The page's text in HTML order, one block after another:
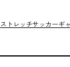
ストレッチサッカーギ